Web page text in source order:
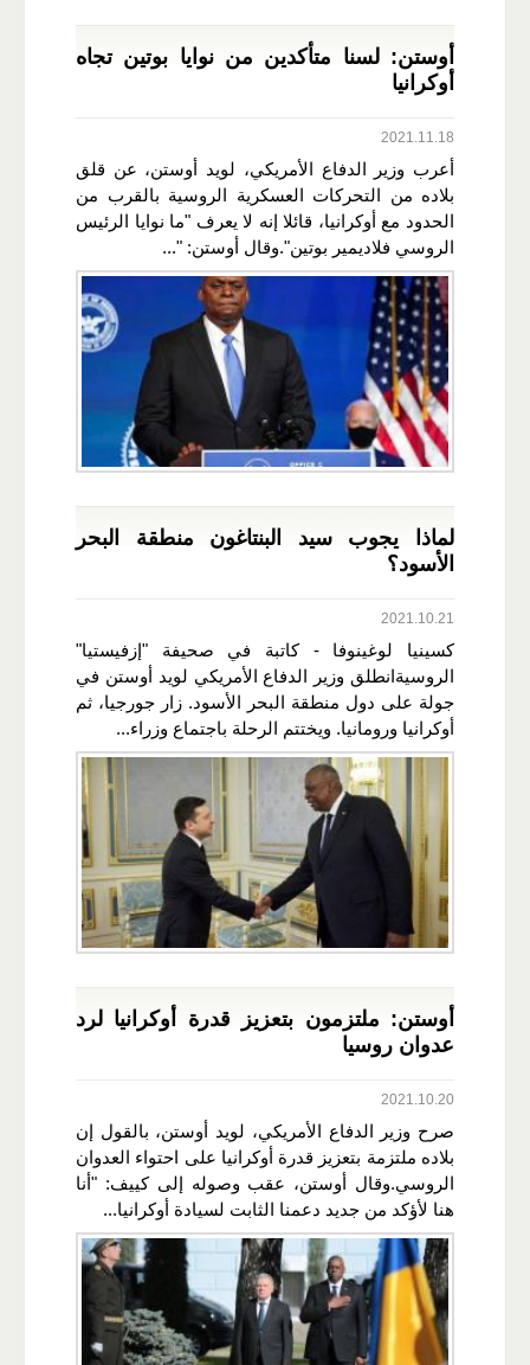
أوستن: لسنا متأكدين من نوايا بوتين تجاه
أوكرانيا
2021.11.18
أعرب وزير الدفاع الأمريكي، لويد أوستن، عن قلق
بلاده من التحركات العسكرية الروسية بالقرب من
الحدود مع أوكرانيا، قائلا إنه لا يعرف "ما نوايا الرئيس
الروسي فلاديمير بوتين".وقال أوستن: "...
لماذا يجوب سيد البنتاغون منطقة البحر
الأسود؟
2021.10.21
كسينيا لوغينوفا - كاتبة في صحيفة "إزفيستيا"
الروسيةانطلق وزير الدفاع الأمريكي لويد أوستن في
جولة على دول منطقة البحر الأسود. زار جورجيا، ثم
أوكرانيا ورومانيا. ويختتم الرحلة باجتماع وزراء...
أوستن: ملتزمون بتعزيز قدرة أوكرانيا لرد
عدوان روسيا
2021.10.20
صرح وزير الدفاع الأمريكي، لويد أوستن، بالقول إن
بلاده ملتزمة بتعزيز قدرة أوكرانيا على احتواء العدوان
الروسي.وقال أوستن، عقب وصوله إلى كييف: "أنا
هنا لأؤكد من جديد دعمنا الثابت لسيادة أوكرانيا...